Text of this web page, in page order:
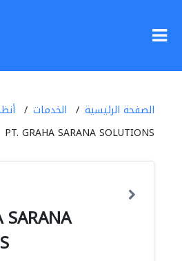
الصفحة الرئيسية الخدمات
PT. GRAHA SARANA SOLUTIONS